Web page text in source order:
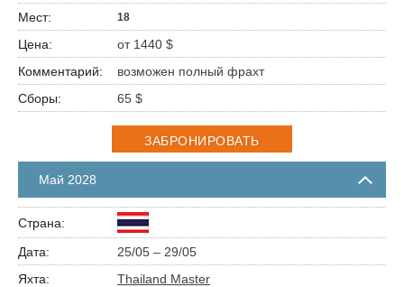
18
от 1440 $
возможен полный фрахт
65 $
ЗАБРОНИРОВАТЬ
Май 2028
25/05 – 29/05
Thailand Master